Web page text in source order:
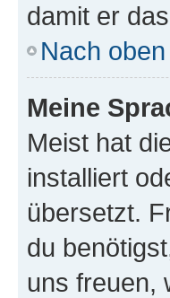
damit er
Nach oben
Meine
Meist hat
installiert
übersetzt.
du
uns freuen,